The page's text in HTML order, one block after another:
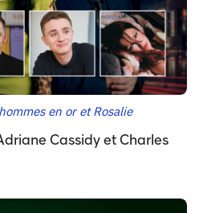
en or et Rosalie
Cassidy et Charles